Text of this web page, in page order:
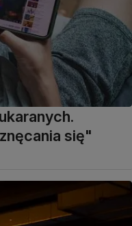
się"